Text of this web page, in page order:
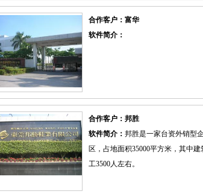
合作客户：富华
软件简介：
合作客户：邦胜
软件简介： 邦胜是一家台资外销型
区，占地面积35000平方米，其中
工3500人左右。